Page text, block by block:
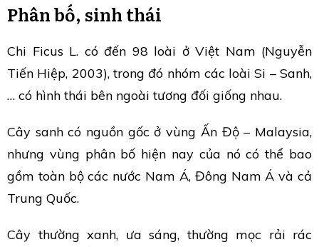
Phân bố, sinh thái
Chi Ficus L. có đến 98 loài ở Việt Nam (Nguyễn
Tiến Hiệp, 2003), trong đó nhóm các loài Si – Sanh,
… có hình thái bên ngoài tương đối giống nhau.
Cây sanh có nguồn gốc ở vùng Ấn Độ – Malaysia,
nhưng vùng phân bố hiện nay của nó có thể bao
gồm toàn bộ các nước Nam Á, Đông Nam Á và cả
Trung Quốc.
Cây thường xanh, ưa sáng, thường mọc rải rác